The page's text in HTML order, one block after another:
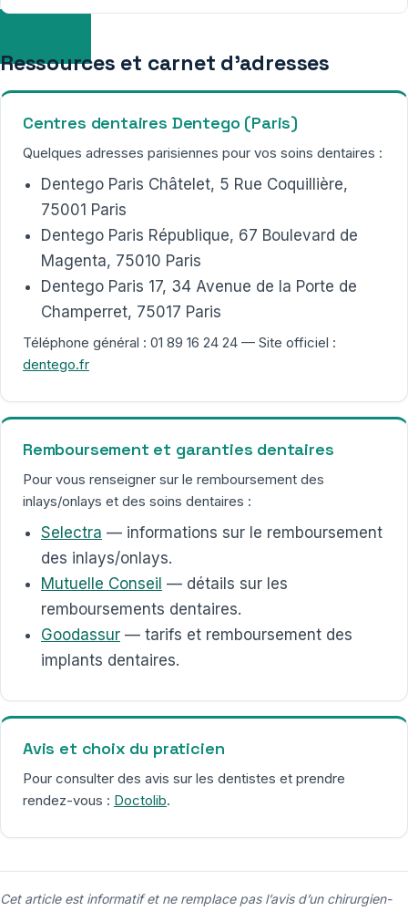
Ressources et carnet d’adresses
Centres dentaires Dentego (Paris)
Quelques adresses parisiennes pour vos soins dentaires :
Dentego Paris Châtelet, 5 Rue Coquillière,
75001 Paris
Dentego Paris République, 67 Boulevard de
Magenta, 75010 Paris
Dentego Paris 17, 34 Avenue de la Porte de
Champerret, 75017 Paris
Téléphone général : 01 89 16 24 24 — Site officiel :
dentego.fr
Remboursement et garanties dentaires
Pour vous renseigner sur le remboursement des
inlays/onlays et des soins dentaires :
Selectra — informations sur le remboursement
des inlays/onlays.
Mutuelle Conseil — détails sur les
remboursements dentaires.
Goodassur — tarifs et remboursement des
implants dentaires.
Avis et choix du praticien
Pour consulter des avis sur les dentistes et prendre
rendez-vous : Doctolib.
Cet article est informatif et ne remplace pas l’avis d’un chirurgien-